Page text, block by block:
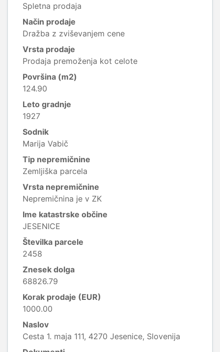
Spletna prodaja
Način prodaje
Dražba z zviševanjem cene
Vrsta prodaje
Prodaja premoženja kot celote
Površina (m2)
124.90
Leto gradnje
1927
Sodnik
Marija Vabič
Tip nepremičnine
Zemljiška parcela
Vrsta nepremičnine
Nepremičnina je v ZK
Ime katastrske občine
JESENICE
Številka parcele
2458
Znesek dolga
68826.79
Korak prodaje (EUR)
1000.00
Naslov
Cesta 1. maja 111, 4270 Jesenice, Slovenija